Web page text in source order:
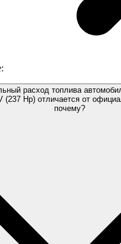
расход топлива
(237 Hp) отличается от
почему?